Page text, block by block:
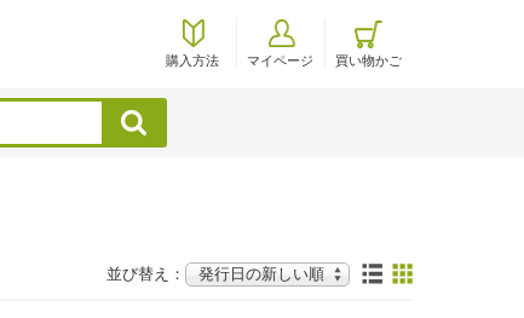
購入方法 マイページ 買い物かご
検索
並び替え：